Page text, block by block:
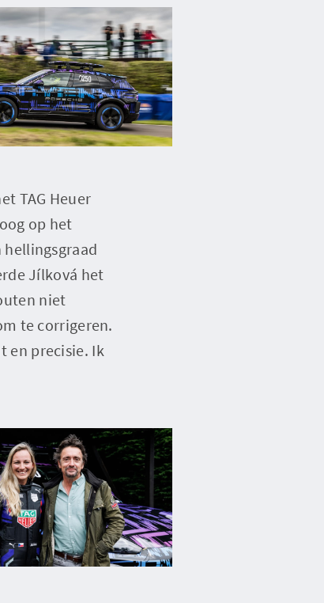
TAG Heuer
op het
hellingsgraad
Jílková het
niet
te corrigeren.
en precisie. Ik